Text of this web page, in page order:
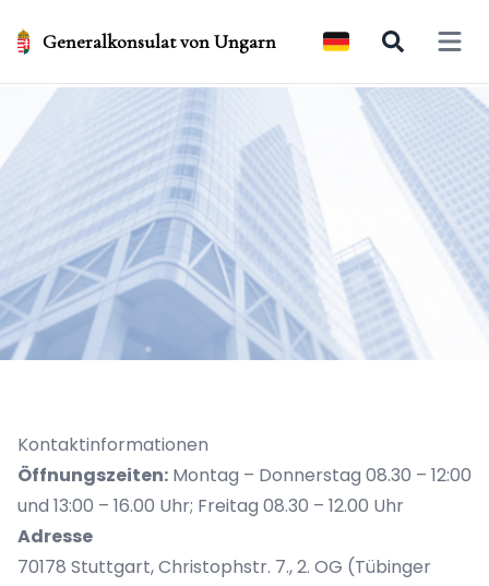
Generalkonsulat von Ungarn Open
Kontaktinformationen
Öffnungszeiten: Montag – Donnerstag 08.30 – 12:00
und 13:00 – 16.00 Uhr; Freitag 08.30 – 12.00 Uhr
Adresse
70178 Stuttgart, Christophstr. 7., 2. OG (Tübinger